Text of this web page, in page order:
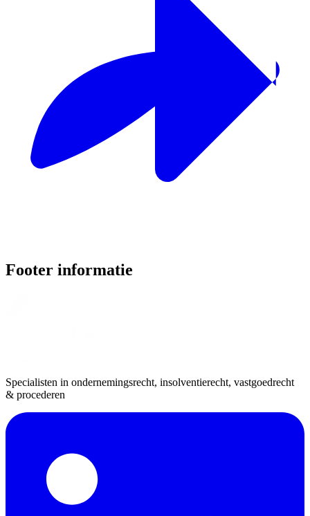
Footer informatie
Specialisten in ondernemingsrecht, insolventierecht, vastgoedrecht
& procederen